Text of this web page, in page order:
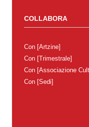
COLLABORA
Con [Artzine]
Con [Trimestrale]
Con [Associazione
Con [Sedi]